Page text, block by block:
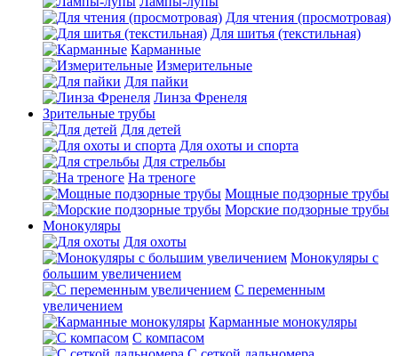
Для чтения (просмотровая)
Для шитья (текстильная)
Карманные
Измерительные
Для пайки
Линза Френеля
Зрительные трубы
Для детей
Для охоты и спорта
Для стрельбы
На треноге
Мощные подзорные трубы
Морские подзорные трубы
Монокуляры
Для охоты
Монокуляры с
большим увеличением
С переменным
увеличением
Карманные монокуляры
С компасом